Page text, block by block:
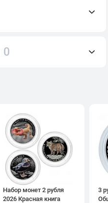
0
Набор монет 2 рубля
2026 Красная книга
3